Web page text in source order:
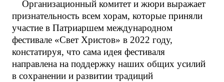
Организационный комитет и жюри выражает
признательность всем хорам, которые приняли
участие в Патриаршем международном
фестивале «Свет Христов» в 2022 году,
констатируя, что сама идея фестиваля
направлена на поддержку наших общих усилий
в сохранении и развитии традиций